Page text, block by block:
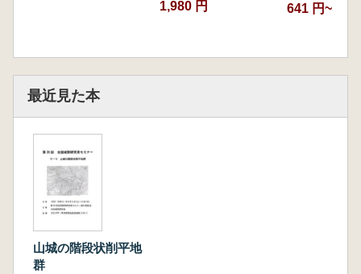
1,980 円 641 円~
最近見た本
山城の階段状削平地
群